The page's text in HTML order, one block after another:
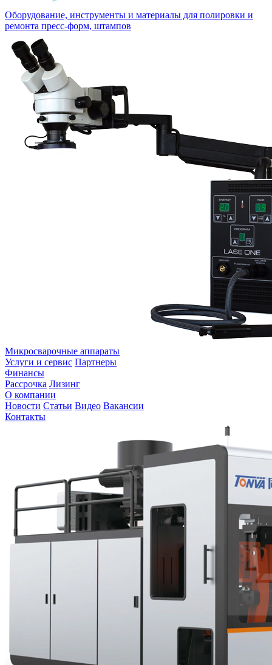
Оборудование, инструменты и материалы для полировки и
ремонта пресс-форм, штампов
Микросварочные аппараты
Услуги и сервис Партнеры
Финансы
Рассрочка Лизинг
О компании
Новости Статьи Видео Вакансии
Контакты